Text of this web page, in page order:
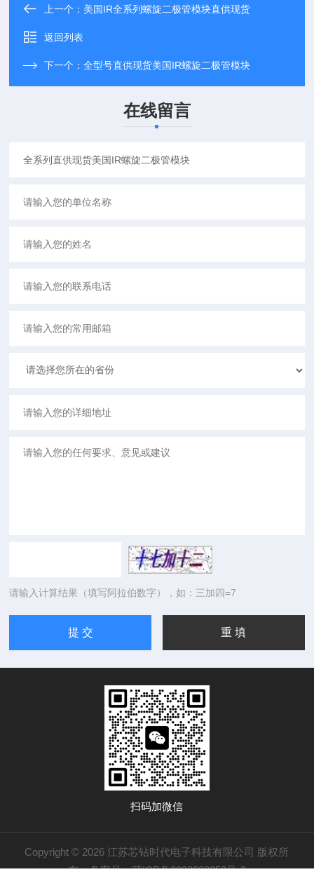
上一个： 美国IR全系列螺旋二极管模块直供现货
返回列表
下一个：全型号直供现货美国IR螺旋二极管模块
在线留言
请输入计算结果（填写阿拉伯数字），如：三加四=7
扫码加微信
Copyright © 2026 江苏芯钻时代电子科技有限公司 版权所
有备案号：苏ICP备2022028353号-2